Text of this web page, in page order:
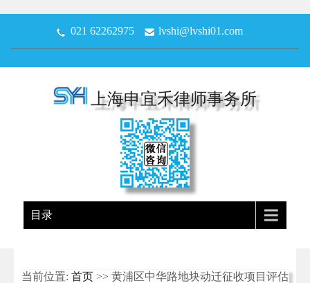
021 62262975 lvshi@lvshi01.com
上海申宜禾律师事务所
目录
当前位置: 首页 >> 黄浦区中华路地块动迁征收项目评估